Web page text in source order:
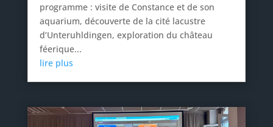
programme : visite de Constance et de son
aquarium, découverte de la cité lacustre
d’Unteruhldingen, exploration du château
féerique...
lire plus